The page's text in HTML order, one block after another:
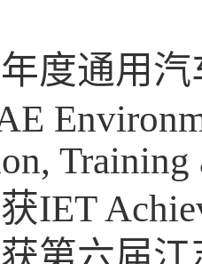
年度通用
Training
IET